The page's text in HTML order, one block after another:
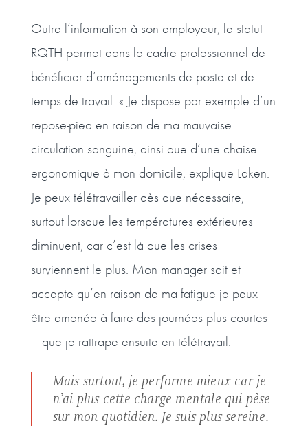
Outre l’information à son employeur, le statut
RQTH permet dans le cadre professionnel de
bénéficier d’aménagements de poste et de
temps de travail. « Je dispose par exemple d’un
repose-pied en raison de ma mauvaise
circulation sanguine, ainsi que d’une chaise
ergonomique à mon domicile, explique Laken.
Je peux télétravailler dès que nécessaire,
surtout lorsque les températures extérieures
diminuent, car c’est là que les crises
surviennent le plus. Mon manager sait et
accepte qu’en raison de ma fatigue je peux
être amenée à faire des journées plus courtes
– que je rattrape ensuite en télétravail.
Mais surtout, je performe mieux car je
n’ai plus cette charge mentale qui pèse
sur mon quotidien. Je suis plus sereine.